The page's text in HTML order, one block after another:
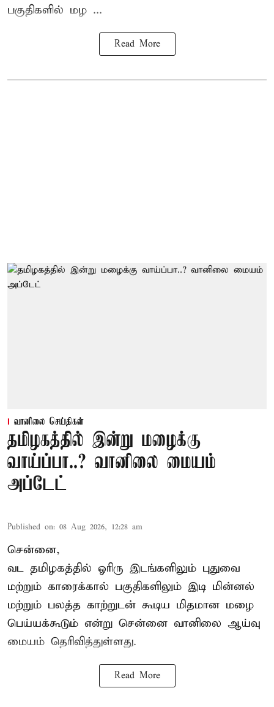
பகுதிகளில் மழ ...
Read More
வானிலை செய்திகள்
தமிழகத்தில் இன்று மழைக்கு
வாய்ப்பா..? வானிலை மையம்
அப்டேட்
Published on: 08 Aug 2026, 12:28 am
சென்னை,
வட தமிழகத்தில் ஓரிரு இடங்களிலும் புதுவை
மற்றும் காரைக்கால் பகுதிகளிலும் இடி மின்னல்
மற்றும் பலத்த காற்றுடன் கூடிய மிதமான மழை
பெய்யக்கூடும் என்று சென்னை வானிலை ஆய்வு
மையம் தெரிவித்துள்ளது.
Read More